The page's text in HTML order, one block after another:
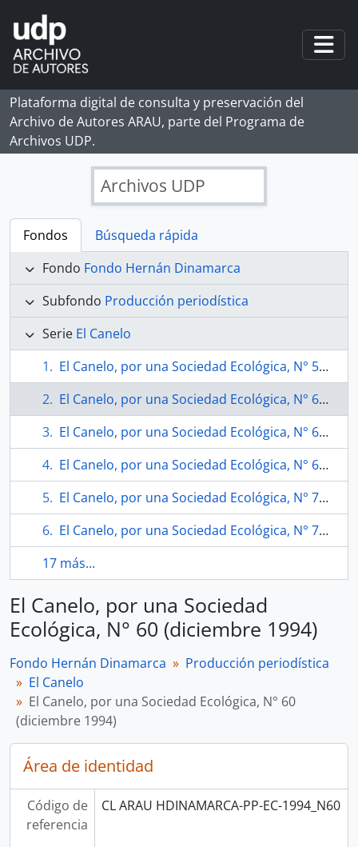
Skip to main content
Plataforma digital de consulta y preservación del
Archivo de Autores ARAU, parte del Programa de
Archivos UDP.
Archivos UDP
Fondos
Búsqueda rápida
Fondo Fondo Hernán Dinamarca
Subfondo Producción periodística
Serie El Canelo
El Canelo, por una Sociedad Ecológica, N° 58 (octubre 1994)
El Canelo, por una Sociedad Ecológica, N° 60 (diciembre 1994)
El Canelo, por una Sociedad Ecológica, N° 62 (abril 1995)
El Canelo, por una Sociedad Ecológica, N° 68 (octubre 1995)
El Canelo, por una Sociedad Ecológica, N° 75 (noviembre 1996).
El Canelo, por una Sociedad Ecológica, N° 76 (noviembre 1996)
17 más...
El Canelo, por una Sociedad
Ecológica, N° 60 (diciembre 1994)
Fondo Hernán Dinamarca
Producción periodística
El Canelo
El Canelo, por una Sociedad Ecológica, N° 60
(diciembre 1994)
Área de identidad
Código de
referencia
CL ARAU HDINAMARCA-PP-EC-1994_N60